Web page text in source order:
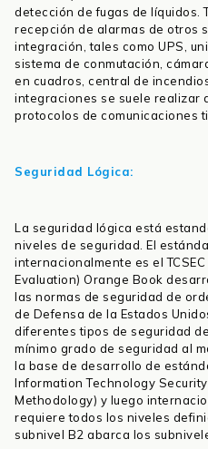
detección de fugas de líquidos.
recepción de alarmas de otros
integración, tales como UPS,
sistema de conmutación,
en cuadros, central de
integraciones se suele realizar
protocolos de comunicaciones
Seguridad Lógica:
La seguridad lógica está
niveles de seguridad. El
internacionalmente es el
Evaluation) Orange Book
las normas de seguridad de
de Defensa de la Estados
diferentes tipos de seguridad
mínimo grado de seguridad al
la base de desarrollo de
Information Technology
Methodology) y luego
requiere todos los niveles
subnivel B2 abarca los